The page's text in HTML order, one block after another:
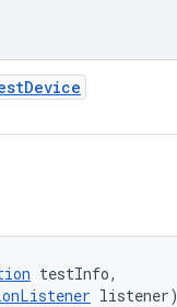
Device
testInfo,
listener)